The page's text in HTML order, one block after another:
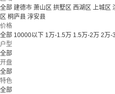
全部 建德市 萧山区 拱墅区 西湖区 上城区
区 桐庐县 淳安县
价格
全部 10000以下 1万-1.5万 1.5万-2万 2万-
户型
全部
开盘
全部
特色
全部